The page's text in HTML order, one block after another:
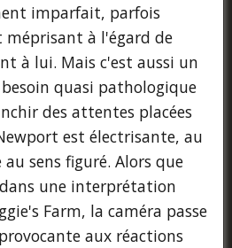
imparfait, parfois
méprisant à l'égard de
à lui. Mais c'est aussi un
quasi pathologique
des attentes placées
est électrisante, au
sens figuré. Alors que
une interprétation
Farm, la caméra passe
aux réactions